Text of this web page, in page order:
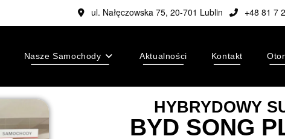
ul. Nałęczowska 75, 20-701 Lublin +48 81 7
Nasze Samochody Aktualności Kontakt
HYBRYDOWY
BYD SONG